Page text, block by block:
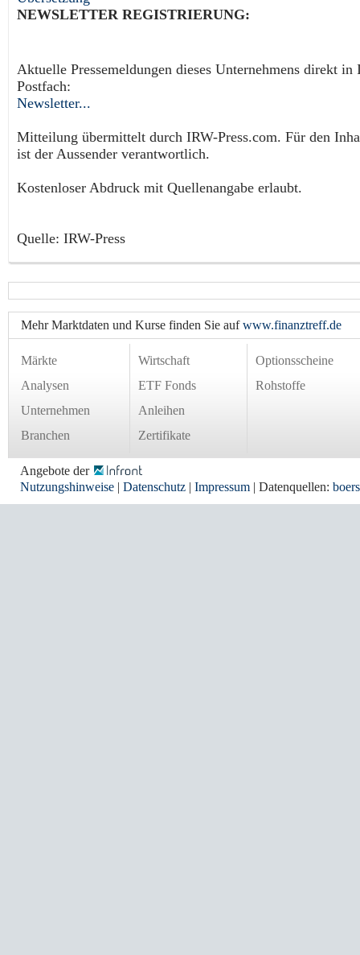
NEWSLETTER REGISTRIERUNG:
Aktuelle Pressemeldungen dieses Unternehmens direkt in
Postfach:
Newsletter...
Mitteilung übermittelt durch IRW-Press.com. Für den
ist der Aussender verantwortlich.
Kostenloser Abdruck mit Quellenangabe erlaubt.
Quelle: IRW-Press
Mehr Marktdaten und Kurse finden Sie aufwww.finanztreff.de
Märkte
Analysen
Unternehmen
Branchen
Wirtschaft
ETF Fonds
Anleihen
Zertifikate
Optionsscheine
Rohstoffe
Angebote der
Nutzungshinweise | Datenschutz | Impressum | Datenquellen: